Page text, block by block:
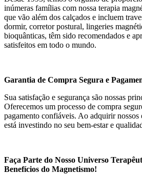
inúmeras famílias com nossa terapia
que vão além dos calçados e incluem
dormir, corretor postural, lingeries
bioquânticas, têm sido recomendados e
satisfeitos em todo o mundo.
Garantia de Compra Segura e
Sua satisfação e segurança são nossas
Oferecemos um processo de compra
pagamento confiáveis. Ao adquirir nossos
está investindo no seu bem-estar e
Faça Parte do Nosso Universo
Benefícios do Magnetismo!